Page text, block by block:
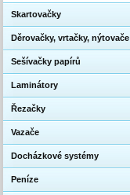
Skartovačky
Děrovačky, vrtačky, nýtovače
Sešívačky papírů
Laminátory
Řezačky
Vazače
Docházkové systémy
Peníze